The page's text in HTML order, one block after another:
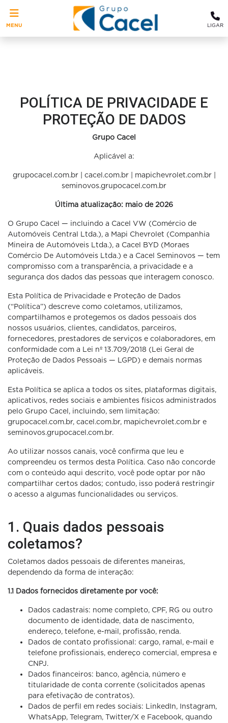
MENU LIGAR
POLÍTICA DE PRIVACIDADE E
PROTEÇÃO DE DADOS
Grupo Cacel
Aplicável a:
grupocacel.com.br | cacel.com.br | mapichevrolet.com.br |
seminovos.grupocacel.com.br
Última atualização: maio de 2026
O Grupo Cacel — incluindo a Cacel VW (Comércio de
Automóveis Central Ltda.), a Mapi Chevrolet (Companhia
Mineira de Automóveis Ltda.), a Cacel BYD (Moraes
Comércio De Automóveis Ltda.) e a Cacel Seminovos — tem
compromisso com a transparência, a privacidade e a
segurança dos dados das pessoas que interagem conosco.
Esta Política de Privacidade e Proteção de Dados
(“Política”) descreve como coletamos, utilizamos,
compartilhamos e protegemos os dados pessoais dos
nossos usuários, clientes, candidatos, parceiros,
fornecedores, prestadores de serviços e colaboradores, em
conformidade com a Lei nº 13.709/2018 (Lei Geral de
Proteção de Dados Pessoais — LGPD) e demais normas
aplicáveis.
Esta Política se aplica a todos os sites, plataformas digitais,
aplicativos, redes sociais e ambientes físicos administrados
pelo Grupo Cacel, incluindo, sem limitação:
grupocacel.com.br, cacel.com.br, mapichevrolet.com.br e
seminovos.grupocacel.com.br.
Ao utilizar nossos canais, você confirma que leu e
compreendeu os termos desta Política. Caso não concorde
com o conteúdo aqui descrito, você pode optar por não
compartilhar certos dados; contudo, isso poderá restringir
o acesso a algumas funcionalidades ou serviços.
1. Quais dados pessoais
coletamos?
Coletamos dados pessoais de diferentes maneiras,
dependendo da forma de interação:
1.1 Dados fornecidos diretamente por você:
Dados cadastrais: nome completo, CPF, RG ou outro
documento de identidade, data de nascimento,
endereço, telefone, e-mail, profissão, renda.
Dados de contato profissional: cargo, ramal, e-mail e
telefone profissionais, endereço comercial, empresa e
CNPJ.
Dados financeiros: banco, agência, número e
titularidade de conta corrente (solicitados apenas
para efetivação de contratos).
Dados de perfil em redes sociais: LinkedIn, Instagram,
WhatsApp, Telegram, Twitter/X e Facebook, quando